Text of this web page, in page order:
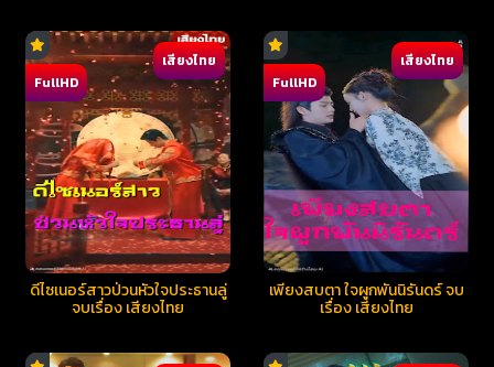
FullHD
เสียงไทย
ดีไซเนอร์สาวป่วนหัวใจประธานลู่
จบเรื่อง เสียงไทย
FullHD
เสียงไทย
เพียงสบตา ใจผูกพันนิรันดร์ จบ
เรื่อง เสียงไทย